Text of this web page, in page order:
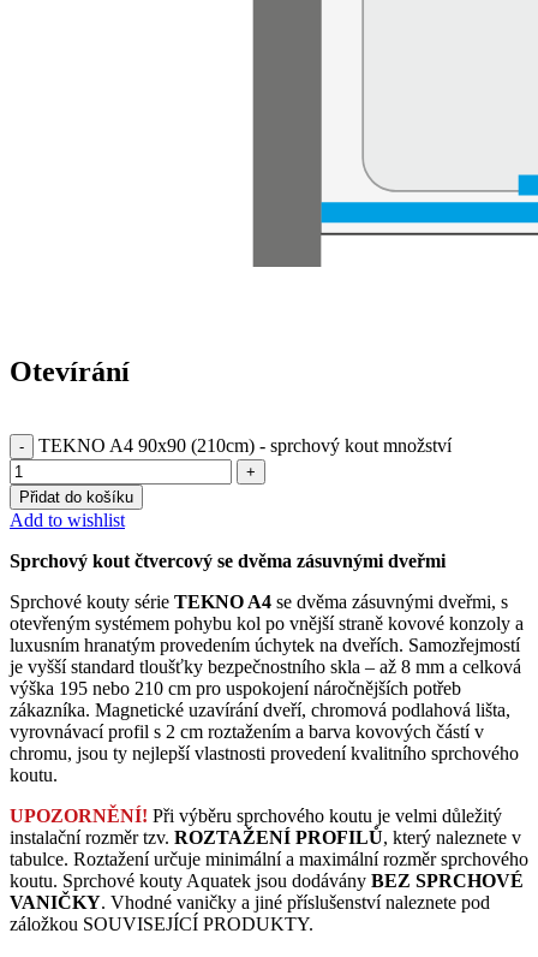
Otevírání
TEKNO A4 90x90 (210cm) - sprchový kout množství
Přidat do košíku
Add to wishlist
Sprchový kout čtvercový se dvěma zásuvnými dveřmi
Sprchové kouty série TEKNO A4 se dvěma zásuvnými dveřmi, s
otevřeným systémem pohybu kol po vnější straně kovové konzoly a
luxusním hranatým provedením úchytek na dveřích. Samozřejmostí
je vyšší standard tloušťky bezpečnostního skla – až 8 mm a celková
výška 195 nebo 210 cm pro uspokojení náročnějších potřeb
zákazníka. Magnetické uzavírání dveří, chromová podlahová lišta,
vyrovnávací profil s 2 cm roztažením a barva kovových částí v
chromu, jsou ty nejlepší vlastnosti provedení kvalitního sprchového
koutu.
UPOZORNĚNÍ! Při výběru sprchového koutu je velmi důležitý
instalační rozměr tzv. ROZTAŽENÍ PROFILŮ, který naleznete v
tabulce. Roztažení určuje minimální a maximální rozměr sprchového
koutu. Sprchové kouty Aquatek jsou dodávány BEZ SPRCHOVÉ
VANIČKY. Vhodné vaničky a jiné příslušenství naleznete pod
záložkou SOUVISEJÍCÍ PRODUKTY.